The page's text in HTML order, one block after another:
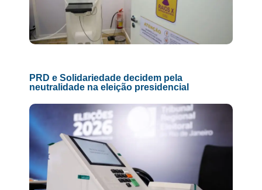
PRD e Solidariedade decidem pela
neutralidade na eleição presidencial